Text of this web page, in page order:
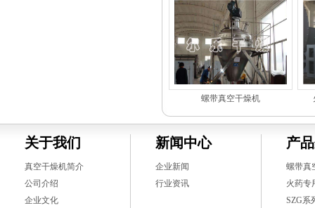
螺带真空干燥机
关于我们
真空干燥机简介
公司介绍
企业文化
新闻中心
企业新闻
行业资讯
产
螺带真
火药
SZG系